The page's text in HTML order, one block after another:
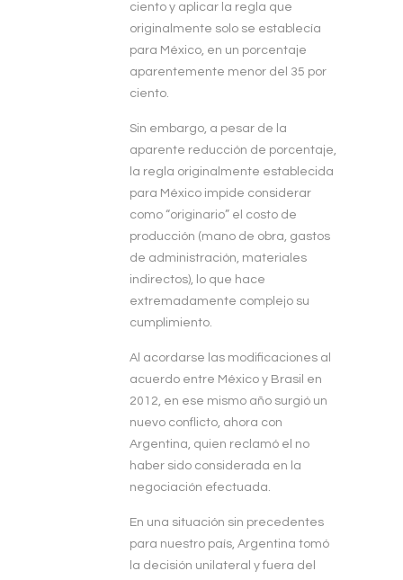
ciento y aplicar la regla que
originalmente solo se establecía
para México, en un porcentaje
aparentemente menor del 35 por
ciento.
Sin embargo, a pesar de la
aparente reducción de porcentaje,
la regla originalmente establecida
para México impide considerar
como “originario” el costo de
producción (mano de obra, gastos
de administración, materiales
indirectos), lo que hace
extremadamente complejo su
cumplimiento.
Al acordarse las modificaciones al
acuerdo entre México y Brasil en
2012, en ese mismo año surgió un
nuevo conflicto, ahora con
Argentina, quien reclamó el no
haber sido considerada en la
negociación efectuada.
En una situación sin precedentes
para nuestro país, Argentina tomó
la decisión unilateral y fuera del